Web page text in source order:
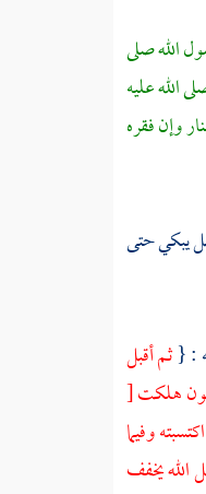
الله صلى
الله عليه
وإن فقره
يبكي حتى
: {ثم أقبل
هلكت[
وفيما
الله يخفف